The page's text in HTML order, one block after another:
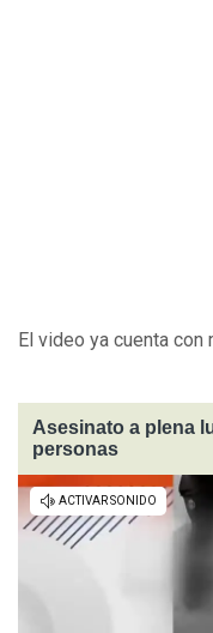
El video ya cuenta con
Asesinato a plena
personas